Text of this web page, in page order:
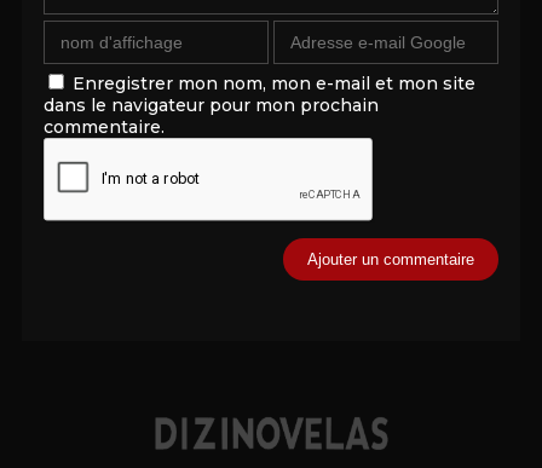
Enregistrer mon nom, mon e-mail et mon site
dans le navigateur pour mon prochain
commentaire.